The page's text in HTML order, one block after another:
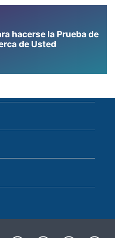
hacerse la Prueba de
de Usted